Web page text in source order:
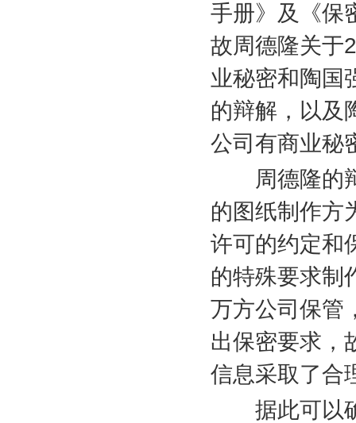
手册》及《保
故周德隆关于
业秘密和陶国
的辩解，以及
公司有商业秘
周德隆的辩
的图纸制作方
许可的约定和
的特殊要求制
万方公司保管
出保密要求，
信息采取了合
据此可以确